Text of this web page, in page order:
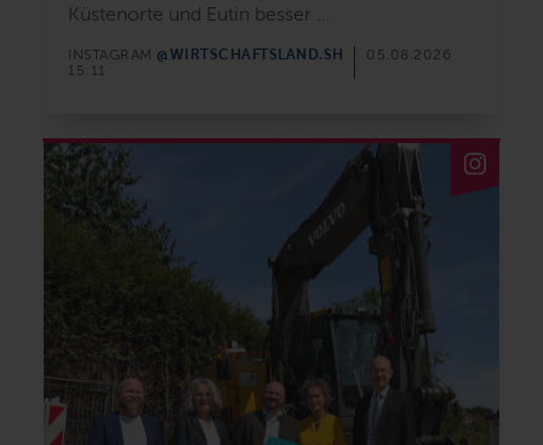
Küstenorte und Eutin besser
INSTAGRAM @WIRTSCHAFTSLAND.SH
05.08.2026
15:11